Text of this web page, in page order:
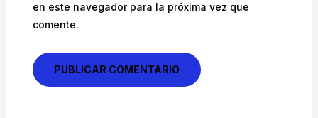
en este navegador para la próxima vez que
comente.